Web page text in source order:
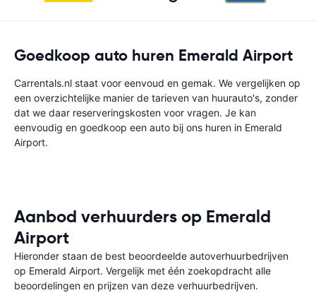
Goedkoop auto huren Emerald Airport
Carrentals.nl staat voor eenvoud en gemak. We vergelijken op
een overzichtelijke manier de tarieven van huurauto's, zonder
dat we daar reserveringskosten voor vragen. Je kan
eenvoudig en goedkoop een auto bij ons huren in Emerald
Airport.
Aanbod verhuurders op Emerald
Airport
Hieronder staan de best beoordeelde autoverhuurbedrijven
op Emerald Airport. Vergelijk met één zoekopdracht alle
beoordelingen en prijzen van deze verhuurbedrijven.